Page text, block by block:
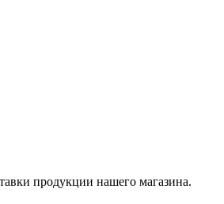
продукции нашего магазина.